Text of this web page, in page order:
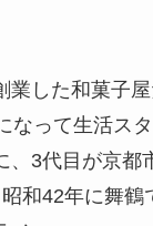
業した和菓子
なって生活ス
、3代目が京都
和42年に舞鶴